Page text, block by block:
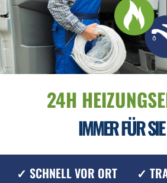
24H
IMMER FÜR
✓ SCHNELL VOR ORT ✓